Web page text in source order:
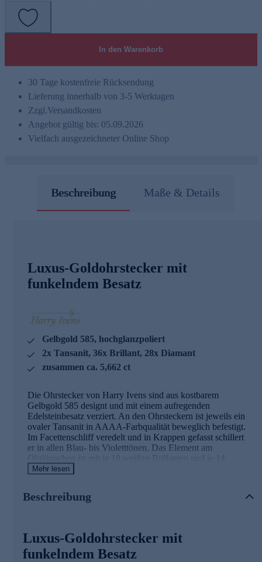
In den Warenkorb
30 Tage kostenfreie Rücksendung
Lieferung innerhalb von 3-5 Werktagen
Zzgl.Versandkosten
Angebot gültig bis: 05.09.2026
Vielfach ausgezeichneter Online Shop
Beschreibung Maße & Details
Luxus-Goldohrstecker mit
funkelndem Besatz
Gelbgold 585, hochglanzpoliert
2x Tansanit, 36x Brillant, 28x Diamant
zusammen ca. 5,662 ct
Die Ohrstecker von Harry Ivens sind aus kostbarem
Gelbgold 585 designt und mit einem aufregenden
Edelsteinbesatz verziert. An den Ohrsteckern ist jeweils ein
ovaler Tansanit in AAAA-Farbqualität beweglich befestigt.
Im Facettenschliff veredelt und in Krappen gefasst schillert
er in allen Blau- bis Violetttönen. Das Element am
Ohrläppchen ist mit je 18 weißen Brillanten und je 14
weißen Diamanten ausgefasst. Alle in P1-Reinheit und im
glitzern betörend. Mit diesem luxuriösen Ohrschmuck setzen
Wir setzen auf Qualität
Mehr lesen
Beschreibung
Luxus-Goldohrstecker mit
funkelndem Besatz